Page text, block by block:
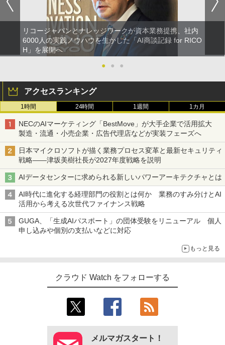
リコージャパンとナレッジワークが資本業務提携、社内
6000人の実践ノウハウを生かした「AI商談記録 for RICO
H」を展開へ
●
● ●
アクセスランキング
1時間 24時間 1週間 1カ月
NECのAIマーケティング「BestMove」が大手企業で活用拡大
製造・流通・小売企業・広告代理店などが実装フェーズへ
日本マイクロソフトが描く業務プロセス変革と最新セキュリティ
戦略――津坂美樹社長が2027年度戦略を説明
AIデータセンターに求められる新しいパワーアーキテクチャとは
AI時代に進化する経理部門の役割とは何か 業務のすみ分けとAI
活用から考える次世代ファイナンス戦略
GUGA、「生成AIパスポート」の団体受験をリニューアル 個人
申し込みや個別の支払いなどに対応
もっと見る
クラウド Watch をフォローする
メルマガスタート！